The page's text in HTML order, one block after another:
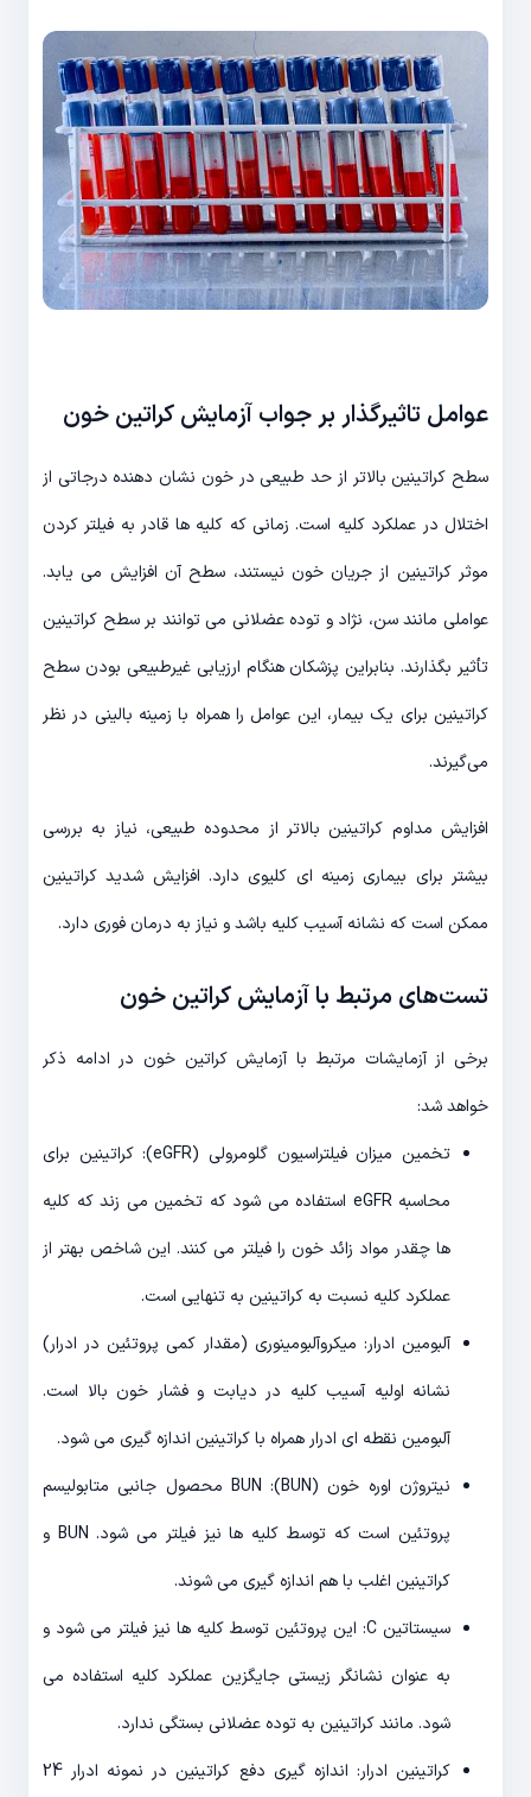
عوامل تاثیرگذار بر جواب آزمایش کراتین خون
سطح کراتینین بالاتر از حد طبیعی در خون نشان دهنده درجاتی از
اختلال در عملکرد کلیه است. زمانی که کلیه ها قادر به فیلتر کردن
موثر کراتینین از جریان خون نیستند، سطح آن افزایش می یابد.
عواملی مانند سن، نژاد و توده عضلانی می توانند بر سطح کراتینین
تأثیر بگذارند. بنابراین پزشکان هنگام ارزیابی غیرطبیعی بودن سطح
کراتینین برای یک بیمار، این عوامل را همراه با زمینه بالینی در نظر
می‌گیرند.
افزایش مداوم کراتینین بالاتر از محدوده طبیعی، نیاز به بررسی
بیشتر برای بیماری زمینه ای کلیوی دارد. افزایش شدید کراتینین
ممکن است که نشانه آسیب کلیه باشد و نیاز به درمان فوری دارد.
تست‌های مرتبط با آزمایش کراتین خون
برخی از آزمایشات مرتبط با آزمایش کراتین خون در ادامه ذکر
خواهد شد:
تخمین میزان فیلتراسیون گلومرولی (eGFR): کراتینین برای
محاسبه eGFR استفاده می شود که تخمین می زند که کلیه
ها چقدر مواد زائد خون را فیلتر می کنند. این شاخص بهتر از
عملکرد کلیه نسبت به کراتینین به تنهایی است.
آلبومین ادرار: میکروآلبومینوری (مقدار کمی پروتئین در ادرار)
نشانه اولیه آسیب کلیه در دیابت و فشار خون بالا است.
آلبومین نقطه ای ادرار همراه با کراتینین اندازه گیری می شود.
نیتروژن اوره خون (BUN): BUN محصول جانبی متابولیسم
پروتئین است که توسط کلیه ها نیز فیلتر می شود. BUN و
کراتینین اغلب با هم اندازه گیری می شوند.
سیستاتین C: این پروتئین توسط کلیه ها نیز فیلتر می شود و
به عنوان نشانگر زیستی جایگزین عملکرد کلیه استفاده می
شود. مانند کراتینین به توده عضلانی بستگی ندارد.
کراتینین ادرار: اندازه گیری دفع کراتینین در نمونه ادرار 24